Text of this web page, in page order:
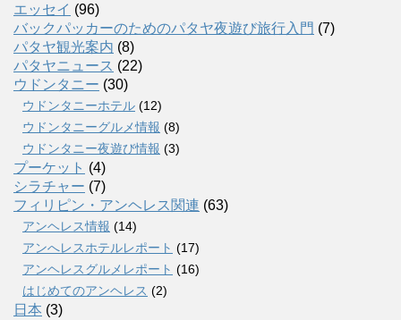
エッセイ (96)
バックパッカーのためのパタヤ夜遊び旅行入門 (7)
パタヤ観光案内 (8)
パタヤニュース (22)
ウドンタニー (30)
ウドンタニーホテル (12)
ウドンタニーグルメ情報 (8)
ウドンタニー夜遊び情報 (3)
プーケット (4)
シラチャー (7)
フィリピン・アンヘレス関連 (63)
アンヘレス情報 (14)
アンへレスホテルレポート (17)
アンヘレスグルメレポート (16)
はじめてのアンヘレス (2)
日本 (3)